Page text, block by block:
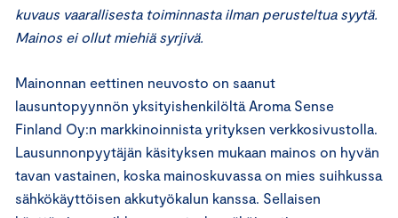
kuvaus vaarallisesta toiminnasta ilman perusteltua syytä.
Mainos ei ollut miehiä syrjivä.
Mainonnan eettinen neuvosto on saanut
lausuntopyynnön yksityishenkilöltä Aroma Sense
Finland Oy:n markkinoinnista yrityksen verkkosivustolla.
Lausunnonpyytäjän käsityksen mukaan mainos on hyvän
tavan vastainen, koska mainoskuvassa on mies suihkussa
sähkökäyttöisen akkutyökalun kanssa. Sellaisen